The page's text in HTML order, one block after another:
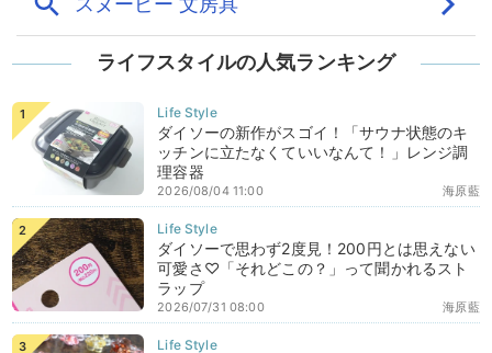
ライフスタイルの人気ランキング
ダイソーの新作がスゴイ！「サウナ状態のキ
ッチンに立たなくていいなんて！」レンジ調
理容器
海原藍
2026/08/04 11:00
ダイソーで思わず2度見！200円とは思えない
可愛さ♡「それどこの？」って聞かれるスト
ラップ
海原藍
2026/07/31 08:00